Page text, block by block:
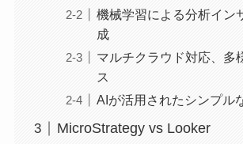
機械学習による分析イン
成
マルチクラウド対応、多
ス
AIが活用されたシンプル
MicroStrategy vs Looker